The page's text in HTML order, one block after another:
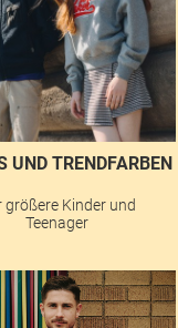
UND TRENDFARBEN
größere Kinder und
Teenager